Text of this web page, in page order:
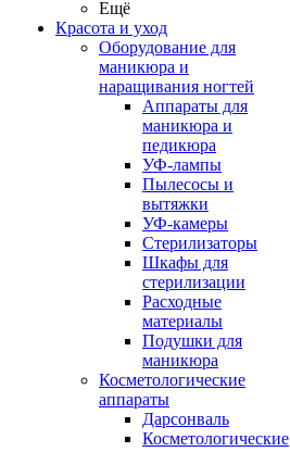
Ещё
Красота и уход
Оборудование для
маникюра и
наращивания ногтей
Аппараты для
маникюра и
педикюра
УФ-лампы
Пылесосы и
вытяжки
УФ-камеры
Стерилизаторы
Шкафы для
стерилизации
Расходные
материалы
Подушки для
маникюра
Косметологические
аппараты
Дарсонваль
Косметологические